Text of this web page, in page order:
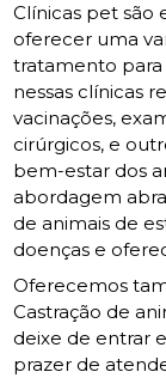
Clínicas pet são
oferecer uma
tratamento para
nessas clínicas
vacinações,
cirúrgicos, e
bem-estar dos
abordagem
de animais de
doenças e
Oferecemos
Castração de
deixe de entrar
prazer de